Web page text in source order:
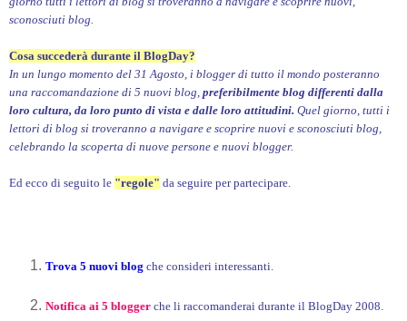
sconosciuti blog.
Cosa succederà durante il BlogDay?
In un lungo momento del 31 Agosto, i blogger di tutto il mondo posteranno
una raccomandazione di 5 nuovi blog, preferibilmente blog differenti dalla
loro cultura, da loro punto di vista e dalle loro attitudini. Quel giorno, tutti i
lettori di blog si troveranno a navigare e scoprire nuovi e sconosciuti blog,
celebrando la scoperta di nuove persone e nuovi blogger.
Ed ecco di seguito le "regole" da seguire per partecipare.
Trova 5 nuovi blog che consideri interessanti.
Notifica ai 5 blogger che li raccomanderai durante il BlogDay 2008.